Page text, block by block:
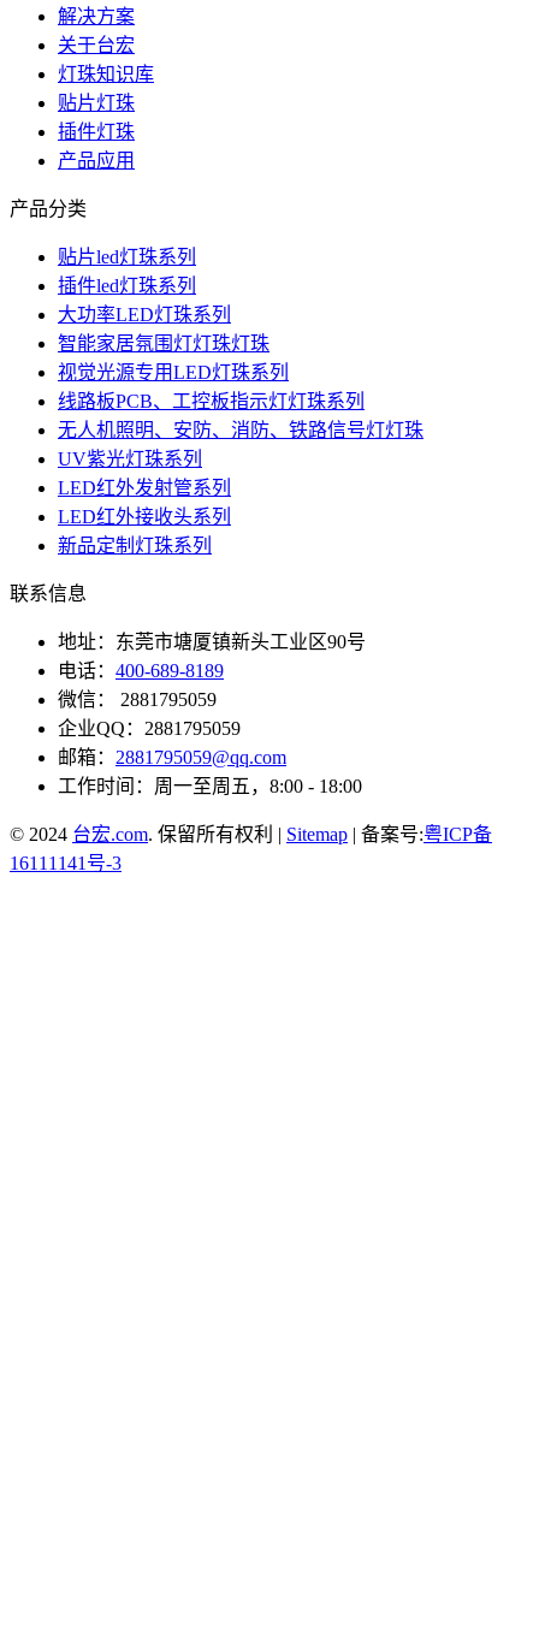
解决方案
关于台宏
灯珠知识库
贴片灯珠
插件灯珠
产品应用
产品分类
贴片led灯珠系列
插件led灯珠系列
大功率LED灯珠系列
智能家居氛围灯灯珠灯珠
视觉光源专用LED灯珠系列
线路板PCB、工控板指示灯灯珠系列
无人机照明、安防、消防、铁路信号灯灯珠
UV紫光灯珠系列
LED红外发射管系列
LED红外接收头系列
新品定制灯珠系列
联系信息
地址：东莞市塘厦镇新头工业区90号
电话： 400-689-8189
微信： 2881795059
企业QQ：2881795059
邮箱： 2881795059@qq.com
工作时间：周一至周五，8:00 - 18:00
© 2024 台宏.com. 保留所有权利 | Sitemap | 备案号:粤ICP备
16111141号-3